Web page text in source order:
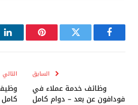
فيسبوك تويتر بينتيريست
السابق
وظائف خدمة عملاء في
فودافون عن بعد – دوام كامل
التالي